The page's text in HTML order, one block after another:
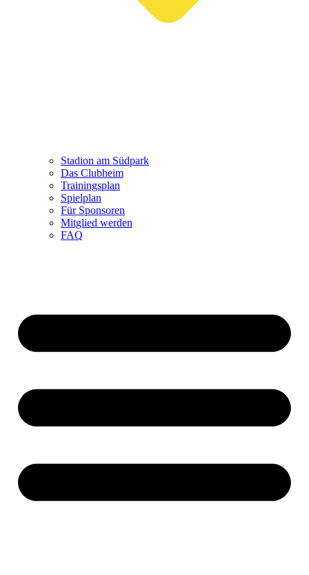
Stadion am Südpark
Das Clubheim
Trainingsplan
Spielplan
Für Sponsoren
Mitglied werden
FAQ